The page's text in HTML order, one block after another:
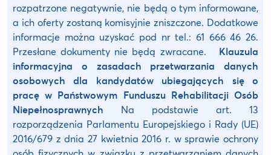
rozpatrzone negatywnie, nie będą o tym informowane,
a ich oferty zostaną komisyjnie zniszczone. Dodatkowe
informacje można uzyskać pod nr tel.: 61 666 46 26.
Przesłane dokumenty nie będą zwracane. Klauzula
informacyjna o zasadach przetwarzania danych
osobowych dla kandydatów ubiegających się o
pracę w Państwowym Funduszu Rehabilitacji Osób
Niepełnosprawnych Na podstawie art. 13
rozporządzenia Parlamentu Europejskiego i Rady (UE)
2016/679 z dnia 27 kwietnia 2016 r. w sprawie ochrony